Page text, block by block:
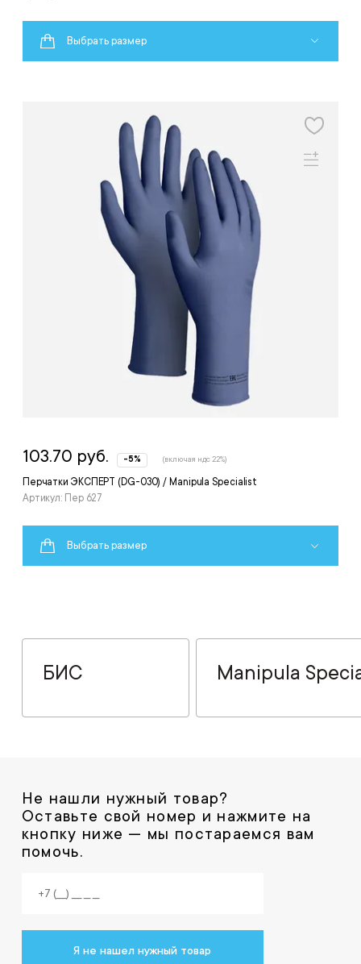
Выбрать размер
Перчатки ЭКСПЕРТ (DG-030) / Manipula Specialist
Артикул: Пер 627
103.70 руб. -5% (включая ндс 22%)
Выбрать размер
БИС Manipula
Не нашли нужный товар?
Оставьте свой номер и нажмите на
кнопку ниже — мы постараемся вам
помочь.
Я не нашел нужный товар